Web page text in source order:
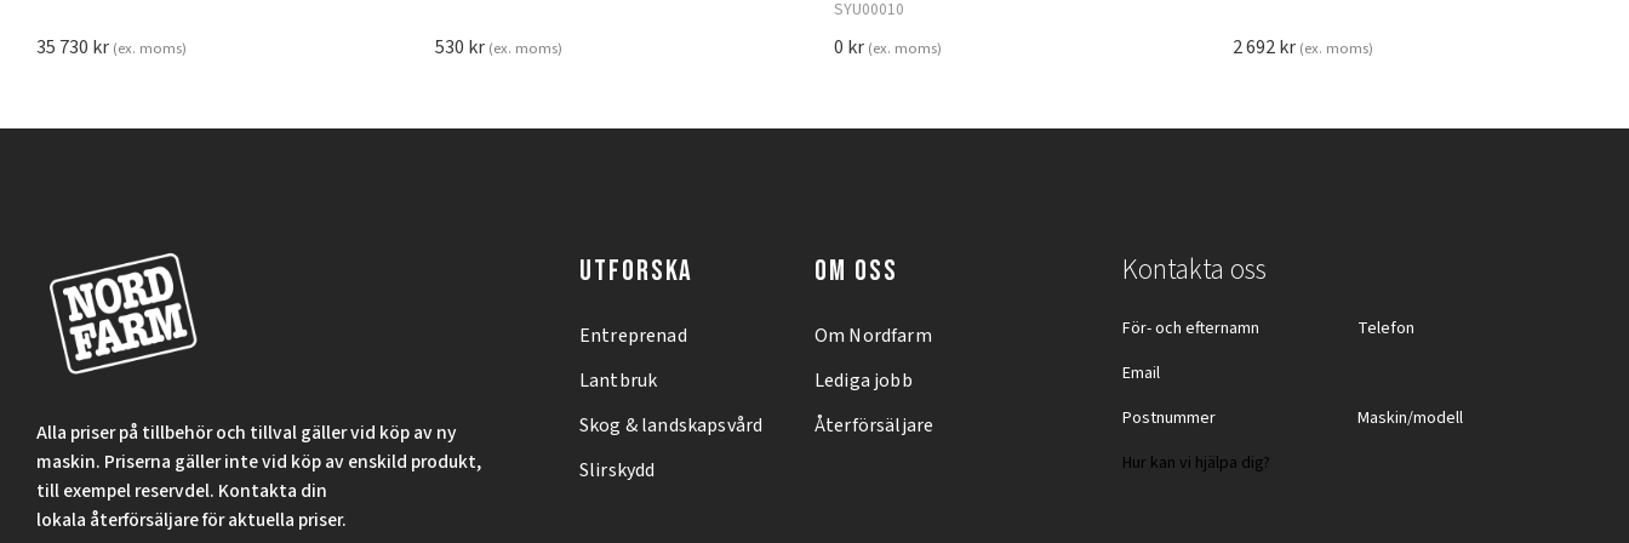
35 730 kr (ex. moms) 530 kr (ex. moms)
SYU00010
0 kr (ex. moms) 2 692kr (ex. moms)
Alla priser på tillbehör och tillval gäller vid köp av ny
maskin. Priserna gäller inte vid köp av enskild produkt,
till exempel reservdel. Kontakta din
lokala återförsäljare för aktuella priser.
UTFORSKA
Entreprenad
Lantbruk
Skog & landskapsvård
Slirskydd
OM OSS
Om Nordfarm
Lediga jobb
Återförsäljare
Kontakta oss